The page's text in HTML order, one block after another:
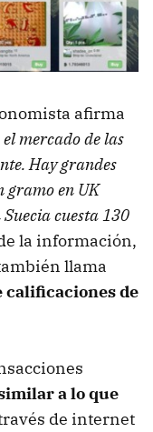
afirma
mercado de las
Hay grandes
gramo en UK
cuesta 130
la información,
llama
calificaciones de
a lo que
de internet